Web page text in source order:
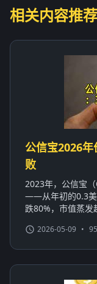
相关内容推荐
公信宝2026
败
2023年，公信宝
——从年初的0.3美
跌80%，市值蒸
2026-05-09 •